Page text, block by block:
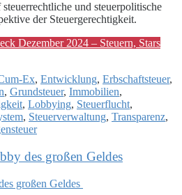
und steuerpolitische
der Steuergerechtigkeit.
Dezember 2024 – Steuern, Stars
Ex, Entwicklung, Erbschaftsteuer,
, Grundsteuer, Immobilien,
, Lobbying, Steuerflucht,
, Steuerverwaltung, Transparenz,
des großen Geldes
großen Geldes